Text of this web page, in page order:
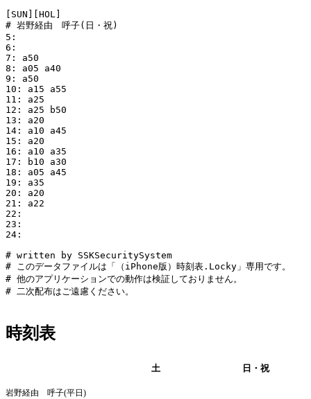
[SUN][HOL]
# 岩野経由　呼子(日・祝)
5:
6:
7: a50
8: a05 a40
9: a50
10: a15 a55
11: a25
12: a25 b50
13: a20
14: a10 a45
15: a20
16: a10 a35
17: b10 a30
18: a05 a45
19: a35
20: a20
21: a22
22:
23:
24:
# written by SSKSecuritySystem
# このデータファイルは「（iPhone版）時刻表.Locky」専用です。
# 他のアプリケーションでの動作は検証しておりません。
# 二次配布はご遠慮ください。
時刻表
土 日・祝
岩野経由 呼子(平日)